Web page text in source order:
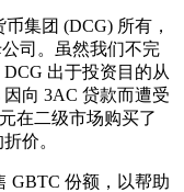
集团 (DCG) 所有，
公司。虽然我们不完
出于投资目的从
因向 3AC 贷款而遭受
在二级市场购买了
价。
GBTC 份额，以帮助